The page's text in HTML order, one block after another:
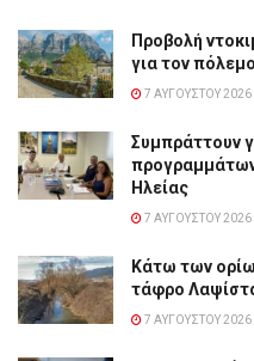
Προβολή
για τον
7 ΑΥΓΟΎΣΤΟΥ 2026
Συμπράττουν
προγραμμάτων
Ηλείας
7 ΑΥΓΟΎΣΤΟΥ 2026
Κάτω των
τάφρο
7 ΑΥΓΟΎΣΤΟΥ 2026